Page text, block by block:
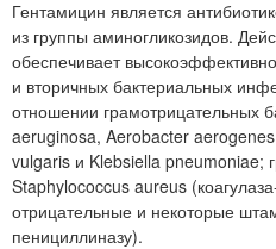
Гентамицин является
из группы аминогликозидов.
обеспечивает
и вторичных бактериальных
отношении грамотрицательных
aeruginosa, Aerobacter
vulgaris и Klebsiella pneumoniae;
Staphylococcus aureus
отрицательные и некоторые
пенициллиназу).